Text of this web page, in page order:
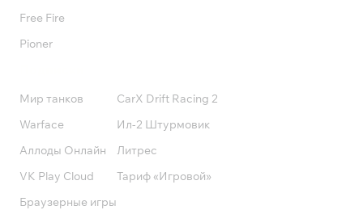
Free Fire
Pioner
Мир танков
Warface
Аллоды Онлайн
VK Play Cloud
Браузерные игры
CarX Drift Racing 2
Ил-2 Штурмовик
Литрес
Тариф «Игровой»